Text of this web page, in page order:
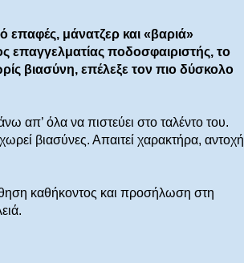
μάνατζερ και «βαριά»
επαγγελματίας ποδοσφαιριστής, το
βιασύνη, επέλεξε τον πιο δύσκολο
απ’ όλα να πιστεύει στο ταλέντο του.
βιασύνες. Απαιτεί χαρακτήρα, αντοχή
καθήκοντος και προσήλωση στη